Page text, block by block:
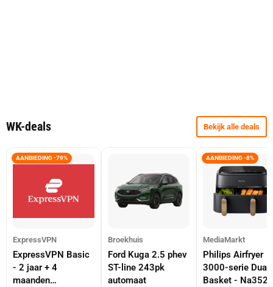
WK-deals Bekijk alle deals
AANBIEDING -79%
ExpressVPN
ExpressVPN Basic
- 2 jaar + 4
maanden
Broekhuis
Ford Kuga 2.5 phev
ST-line 243pk
automaat
AANBIEDING -8%
MediaMarkt
Philips Airfryer
3000-serie Dual
Basket -